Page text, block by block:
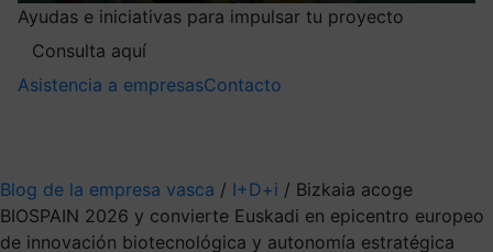
Ayudas e iniciativas para impulsar tu proyecto
Consulta aquí
Asistencia a empresasContacto
Blog de la empresa vasca / I+D+i / Bizkaia acoge
BIOSPAIN 2026 y convierte Euskadi en epicentro europeo
de innovación biotecnológica y autonomía estratégica